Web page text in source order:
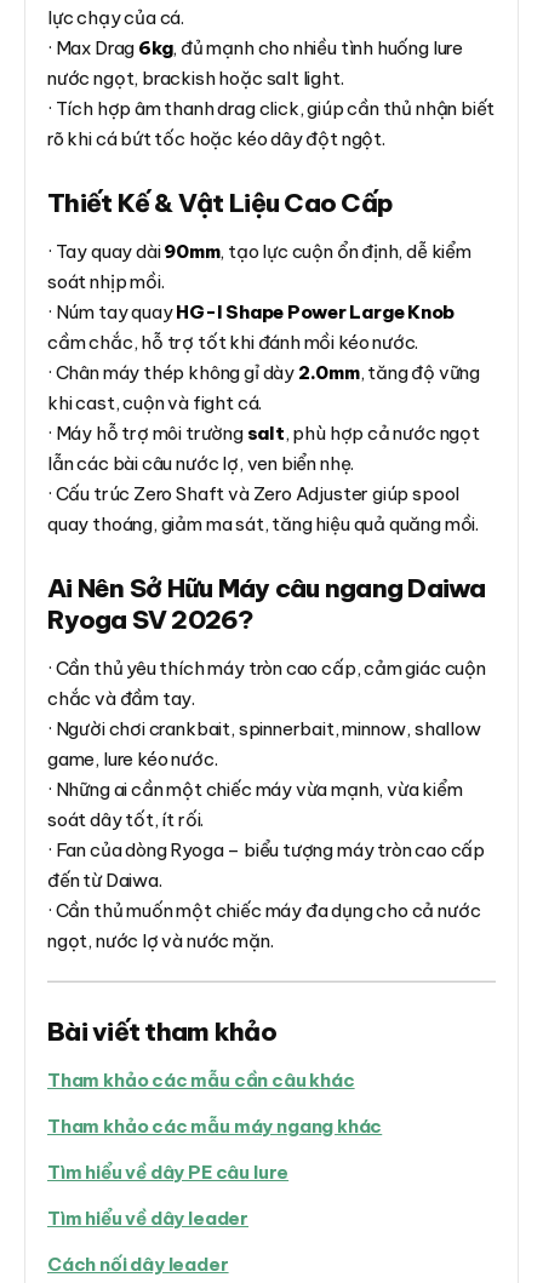
lực chạy của cá.
· Max Drag 6kg, đủ mạnh cho nhiều tình huống lure
nước ngọt, brackish hoặc salt light.
· Tích hợp âm thanh drag click, giúp cần thủ nhận biết
rõ khi cá bứt tốc hoặc kéo dây đột ngột.
Thiết Kế & Vật Liệu Cao Cấp
· Tay quay dài90mm, tạo lực cuộn ổn định, dễ kiểm
soát nhịp mồi.
· Núm tay quayHG-I Shape Power Large Knob
cầm chắc, hỗ trợ tốt khi đánh mồi kéo nước.
· Chân máy thép không gỉ dày 2.0mm, tăng độ vững
khi cast, cuộn và fight cá.
· Máy hỗ trợ môi trường salt, phù hợp cả nước ngọt
lẫn các bài câu nước lợ, ven biển nhẹ.
· Cấu trúc Zero Shaft và Zero Adjuster giúp spool
quay thoáng, giảm ma sát, tăng hiệu quả quăng mồi.
Ai Nên Sở Hữu Máy câu ngang Daiwa
Ryoga SV 2026?
· Cần thủ yêu thích máy tròn cao cấp, cảm giác cuộn
chắc và đầm tay.
· Người chơi crankbait, spinnerbait, minnow, shallow
game, lure kéo nước.
· Những ai cần một chiếc máy vừa mạnh, vừa kiểm
soát dây tốt, ít rối.
· Fan của dòng Ryoga – biểu tượng máy tròn cao cấp
đến từ Daiwa.
· Cần thủ muốn một chiếc máy đa dụng cho cả nước
ngọt, nước lợ và nước mặn.
Bài viết tham khảo
Tham khảo các mẫu cần câu khác
Tham khảo các mẫu máy ngang khác
Tìm hiểu về dây PE câu lure
Tìm hiểu về dây leader
Cách nối dây leader